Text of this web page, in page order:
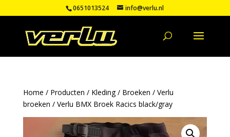
0651013524 info@verlu.nl
Home / Producten / Kleding/ Broeken / Verlu
broeken / Verlu BMX Broek Racics black/gray